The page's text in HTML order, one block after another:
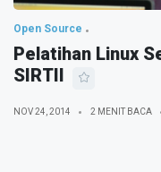
Open Source
Pelatihan Linux
SIRTII
NOV 24, 2014 2 MENIT BACA